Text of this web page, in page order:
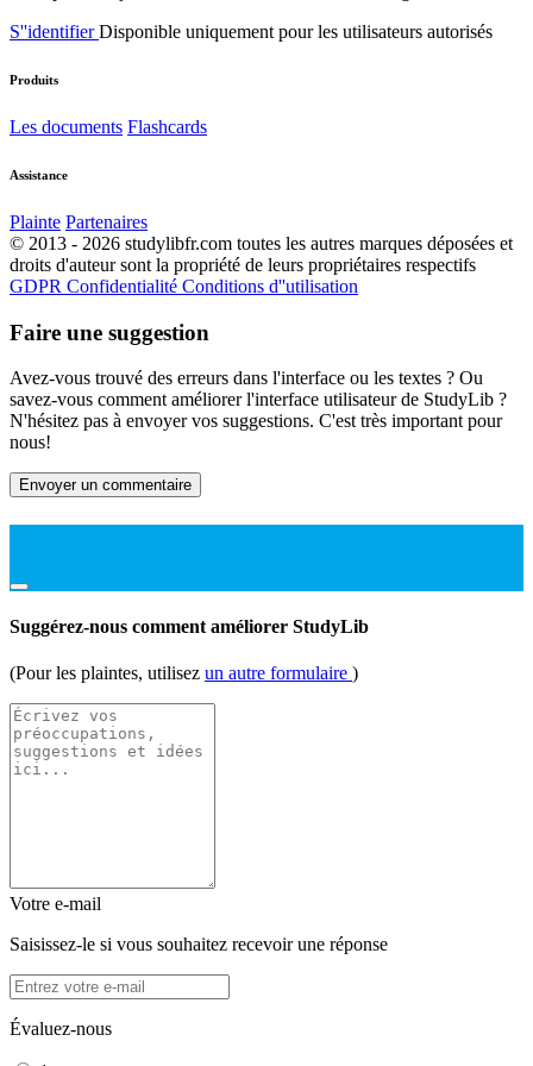
S''identifierDisponible uniquement pour les utilisateurs autorisés
Produits
Les documents Flashcards
Assistance
Plainte Partenaires
© 2013 - 2026 studylibfr.com toutes les autres marques déposées et
droits d'auteur sont la propriété de leurs propriétaires respectifs
GDPR Confidentialité Conditions d''utilisation
Faire une suggestion
Avez-vous trouvé des erreurs dans l'interface ou les textes ? Ou
savez-vous comment améliorer l'interface utilisateur de StudyLib ?
N'hésitez pas à envoyer vos suggestions. C'est très important pour
nous!
Envoyer un commentaire
Suggérez-nous comment améliorer StudyLib
(Pour les plaintes, utilisez un autre formulaire )
Votre e-mail
Saisissez-le si vous souhaitez recevoir une réponse
Évaluez-nous